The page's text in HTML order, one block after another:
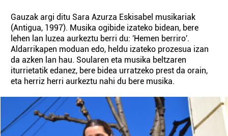
Gauzak argi ditu Sara Azurza Eskisabel musikariak
(Antigua, 1997). Musika ogibide izateko bidean, bere
lehen lan luzea aurkeztu berri du: 'Hemen berriro'.
Aldarrikapen moduan edo, heldu izateko prozesua izan
da azken lan hau. Soularen eta musika beltzaren
iturrietatik edanez, bere bidea urratzeko prest da orain,
eta herriz herri aurkeztu nahi du bere musika.